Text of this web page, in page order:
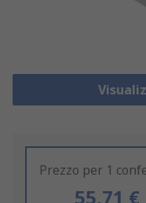
Prezzo per 1
55,71 €